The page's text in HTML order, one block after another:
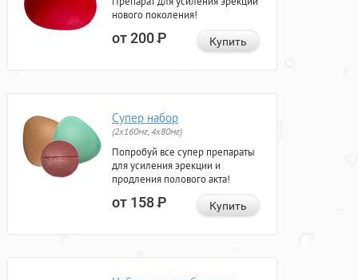
нового поколения!
от 200Р Купить
Супер набор
(2х160мг, 4х80мг)
Попробуй все супер препараты
для усиления эрекции и
продления полового акта!
от 158Р Купить